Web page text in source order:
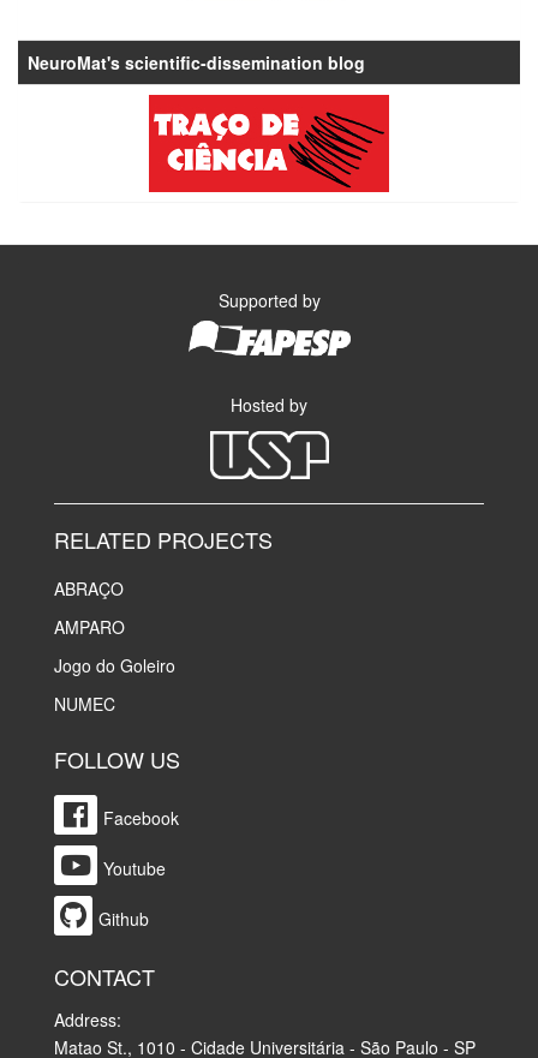
NeuroMat's scientific-dissemination blog
Supported by
Hosted by
RELATED PROJECTS
ABRAÇO
AMPARO
Jogo do Goleiro
NUMEC
FOLLOW US
Facebook
Youtube
Github
CONTACT
Address:
Matao St., 1010 - Cidade Universitária - São Paulo - SP